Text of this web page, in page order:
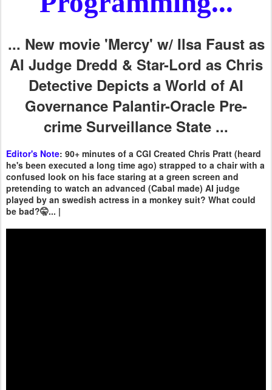
... New movie 'Mercy' w/ Ilsa Faust as
AI Judge Dredd & Star-Lord as Chris
Detective Depicts a World of AI
Governance Palantir-Oracle Pre-
crime Surveillance State ...
Editor's Note: 90+ minutes of a CGI Created Chris Pratt (heard
he's been executed a long time ago) strapped to a chair with a
confused look on his face staring at a green screen and
pretending to watch an advanced (Cabal made) AI judge
played by an swedish actress in a monkey suit? What could
be bad?🤫... |